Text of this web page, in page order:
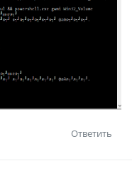
Ответить